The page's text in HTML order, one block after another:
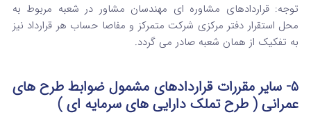
توجه: قراردادهای مشاوره ای مهندسان مشاور در شعبه مربوط به
محل استقرار دفتر مرکزی شرکت متمرکز و مفاصا حساب هر قرارداد نیز
به تفکیک از همان شعبه صادر می گردد.
5- سایر مقررات قراردادهای مشمول ضوابط طرح های
عمرانی ( طرح تملک دارایی های سرمایه ای )